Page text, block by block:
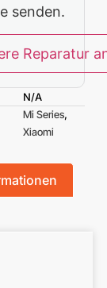
senden.
Reparatur
N/A
Mi Series,
Xiaomi